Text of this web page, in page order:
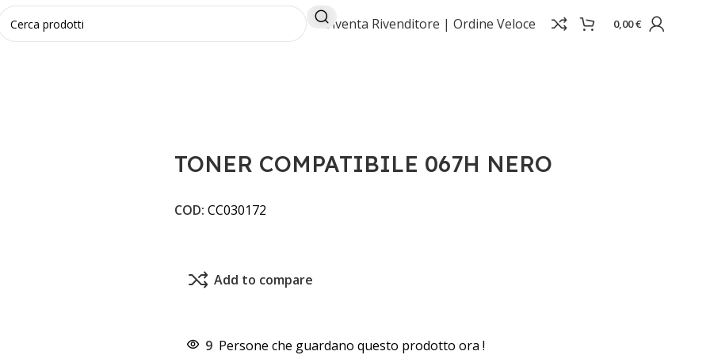
Diventa Rivenditore | Ordine Veloce 0,00€
TONER COMPATIBILE 067H NERO
TONER COMPATIBILE 067H NERO
COD: CC030172
Add to compare
9 Persone che guardano questo prodotto ora !